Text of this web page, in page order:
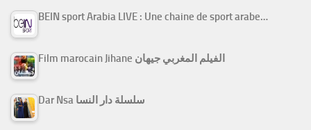
BEIN sport Arabia LIVE : Une chaine de sport arabe…
Film marocain Jihane الفيلم المغربي جيهان
Dar Nsa سلسلة دار النسا